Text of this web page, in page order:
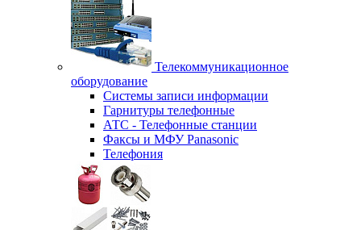
Телекоммуникационное
оборудование
Системы записи информации
Гарнитуры телефонные
АТС - Телефонные станции
Факсы и МФУ Panasonic
Телефония